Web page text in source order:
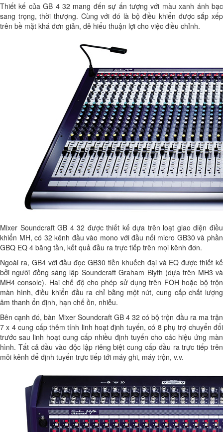
Thiết kế của GB 4 32 mang đến sự ấn tượng với màu xanh ánh bạc
sang trọng, thời thượng. Cùng với đó là bộ điều khiển được sắp xếp
trên bề mặt khá đơn giản, dễ hiểu thuận lợi cho việc điều chỉnh.
Mixer Soundcraft GB 4 32 được thiết kế dựa trên loạt giao diện điều
khiển MH, có 32 kênh đầu vào mono với đầu nối micro GB30 và phần
GBQ EQ 4 băng tần, kết quả đầu ra trực tiếp trên mọi kênh đơn.
Ngoài ra, GB4 với đầu đọc GB30 tiền khuếch đại và EQ được thiết kế
bởi người đồng sáng lập Soundcraft Graham Blyth (dựa trên MH3 và
MH4 console). Hai chế độ cho phép sử dụng trên FOH hoặc bộ trộn
màn hình, điều khiển đầu ra chỉ bằng một nút, cung cấp chất lượng
âm thanh ổn định, hạn chế ồn, nhiễu.
Bên cạnh đó, bàn Mixer Soundcraft GB 4 32 có bộ trộn đầu ra ma trận
7 x 4 cung cấp thêm tính linh hoạt định tuyến, có 8 phụ trợ chuyển đổi
trước sau linh hoạt cung cấp nhiều định tuyến cho các hiệu ứng màn
hình. Tất cả đầu vào độc lập riêng biệt cung cấp đầu ra trực tiếp trên
mỗi kênh để định tuyến trực tiếp tới máy ghi, máy trộn, v.v.